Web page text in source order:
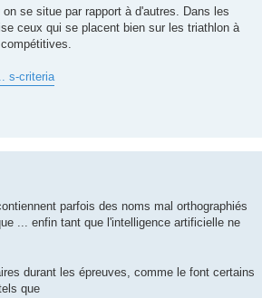
se situe par rapport à d'autres. Dans les
ceux qui se placent bien sur les triathlon à
s-criteria
parfois des noms mal orthographiés
... enfin tant que l'intelligence artificielle ne
durant les épreuves, comme le font certains
que